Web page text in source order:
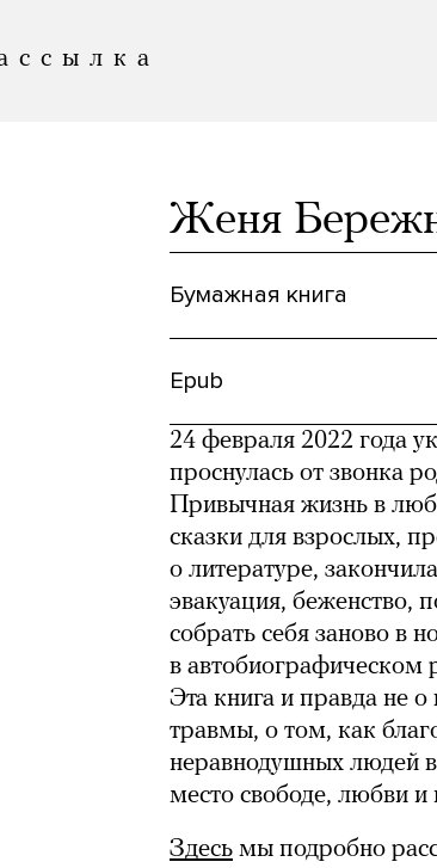
Женя
Бумажная книга
Epub
24 февраля 2022 года
проснулась от звонка
Привычная жизнь в
сказки для взрослых,
о литературе,
эвакуация, беженство,
собрать себя заново в
в
Эта книга и правда не
травмы, о том, как
неравнодушных людей в
место свободе, любви и
Здесь мы подробно